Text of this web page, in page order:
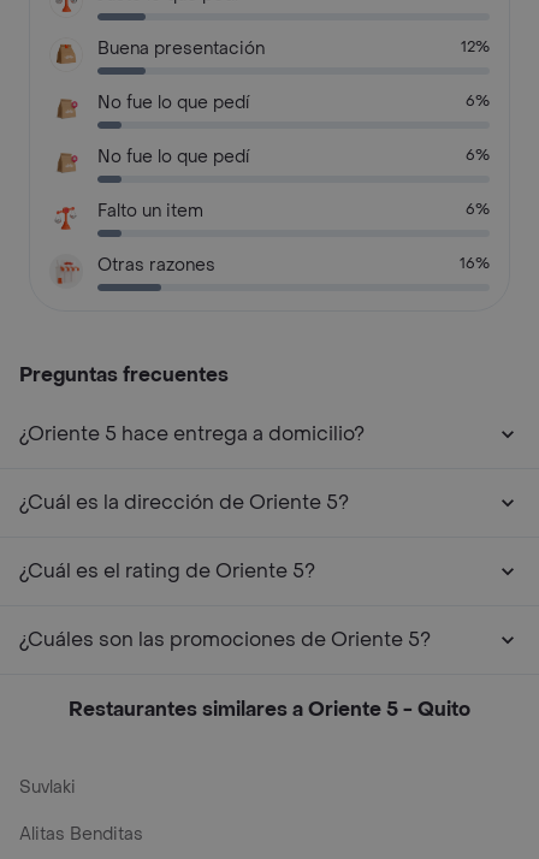
Buena presentación 12%
No fue lo que pedí 6%
No fue lo que pedí 6%
Falto un item 6%
Otras razones 16%
Preguntas frecuentes
¿Oriente 5 hace entrega a domicilio?
¿Cuál es la dirección de Oriente 5?
¿Cuál es el rating de Oriente 5?
¿Cuáles son las promociones de Oriente 5?
Restaurantes similares a Oriente 5 - Quito
Suvlaki
Alitas Benditas